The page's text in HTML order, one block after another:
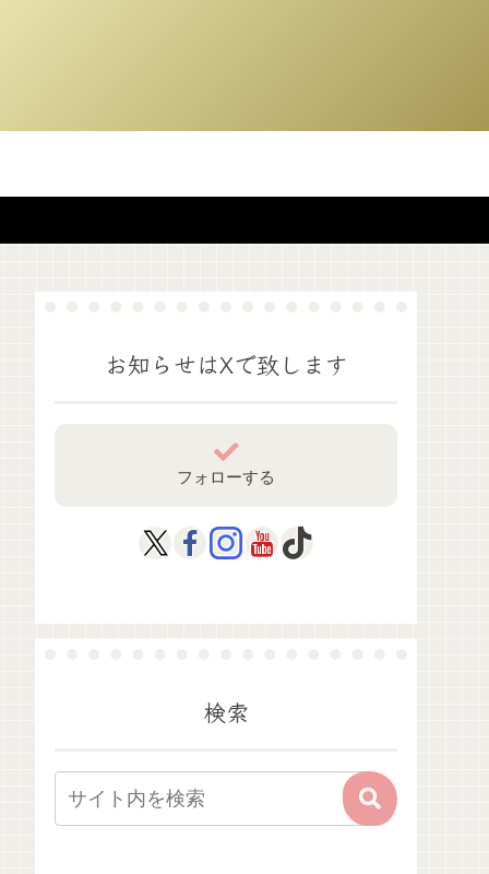
お知らせはXで致します
フォローする
検索